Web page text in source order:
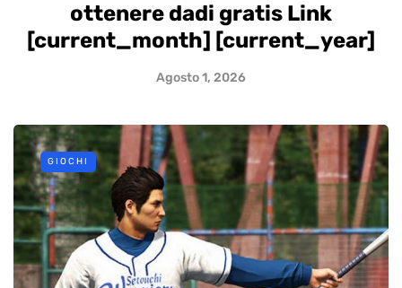
ottenere dadi gratis Link
[current_month] [current_year]
Agosto 1, 2026
GIOCHI